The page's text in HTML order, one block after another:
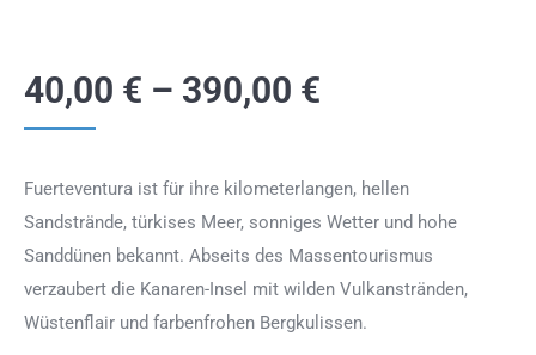
40,00 € – 390,00 €
Fuerteventura ist für ihre kilometerlangen, hellen
Sandstrände, türkises Meer, sonniges Wetter und hohe
Sanddünen bekannt. Abseits des Massentourismus
verzaubert die Kanaren-Insel mit wilden Vulkanstränden,
Wüstenflair und farbenfrohen Bergkulissen.